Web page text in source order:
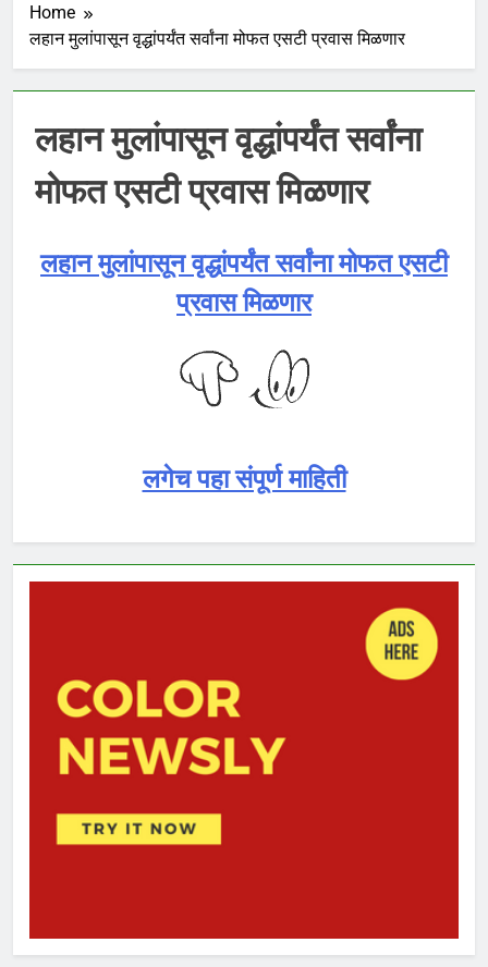
Home
लहान मुलांपासून वृद्धांपर्यंत सर्वांना मोफत एसटी प्रवास मिळणार
लहान मुलांपासून वृद्धांपर्यंत सर्वांना
मोफत एसटी प्रवास मिळणार
लहान मुलांपासून वृद्धांपर्यंत सर्वांना मोफत एसटी
प्रवास मिळणार
लगेच पहा संपूर्ण माहिती